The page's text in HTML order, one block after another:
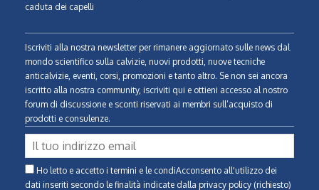
caduta dei capelli
Iscriviti alla nostra newsletter per rimanere aggiornato sulle news dal
mondo scientifico sulla calvizie, nuovi prodotti, nuove tecniche
anticalvizie, eventi, corsi, promozioni e tanto altro. Se non sei ancora
iscritto alla nostra community, iscriviti qui e ottieni accesso al nostro
forum di discussione e sconti riservati ai membri sull’acquisto di
prodotti e consulenze.
Ho letto e accetto i termini e le condiAcconsento all'utilizzo dei
dati inseriti secondo le finalità indicate dalla privacy policy (richiesto)